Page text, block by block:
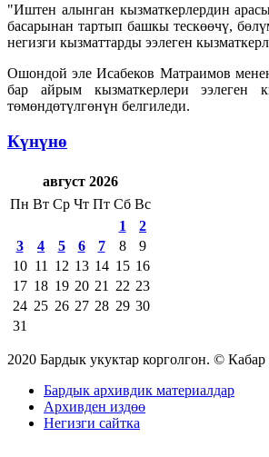
"Иштен алынган кызматкерлердин
басарынан тартып башкы тескөөчү,
негизги кызматтарды ээлеген
Ошондой эле Исабеков Матраимов
бар айрым кызматкерлери ээлеген
төмөндөтүлгөнүн белгиледи.
Күнүнө
август 2026
Пн Вт Ср Чт Пт Сб Вс
1
2
3
4 5 6 7 8
9
10 11 12 13 14 15 16
17 18 19 20 21 22 23
24 25 26 27 28 29 30
31
2020 Бардык укуктар корголгон. ©
Бардык архивдик материалдар
Архивден издөө
Негизги сайтка